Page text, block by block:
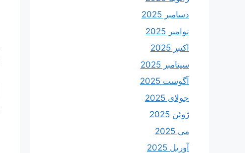
دسامبر 2025
نوامبر 2025
اکتبر 2025
سپتامبر 2025
آگوست 2025
جولای 2025
ژوئن 2025
می 2025
آوریل 2025